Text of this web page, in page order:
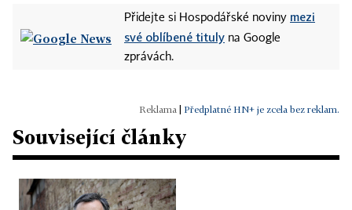
Přidejte si Hospodářské noviny mezi
své oblíbené tituly na Google
zprávách.
Předplatné HN+ je zcela bez reklam.
Související články